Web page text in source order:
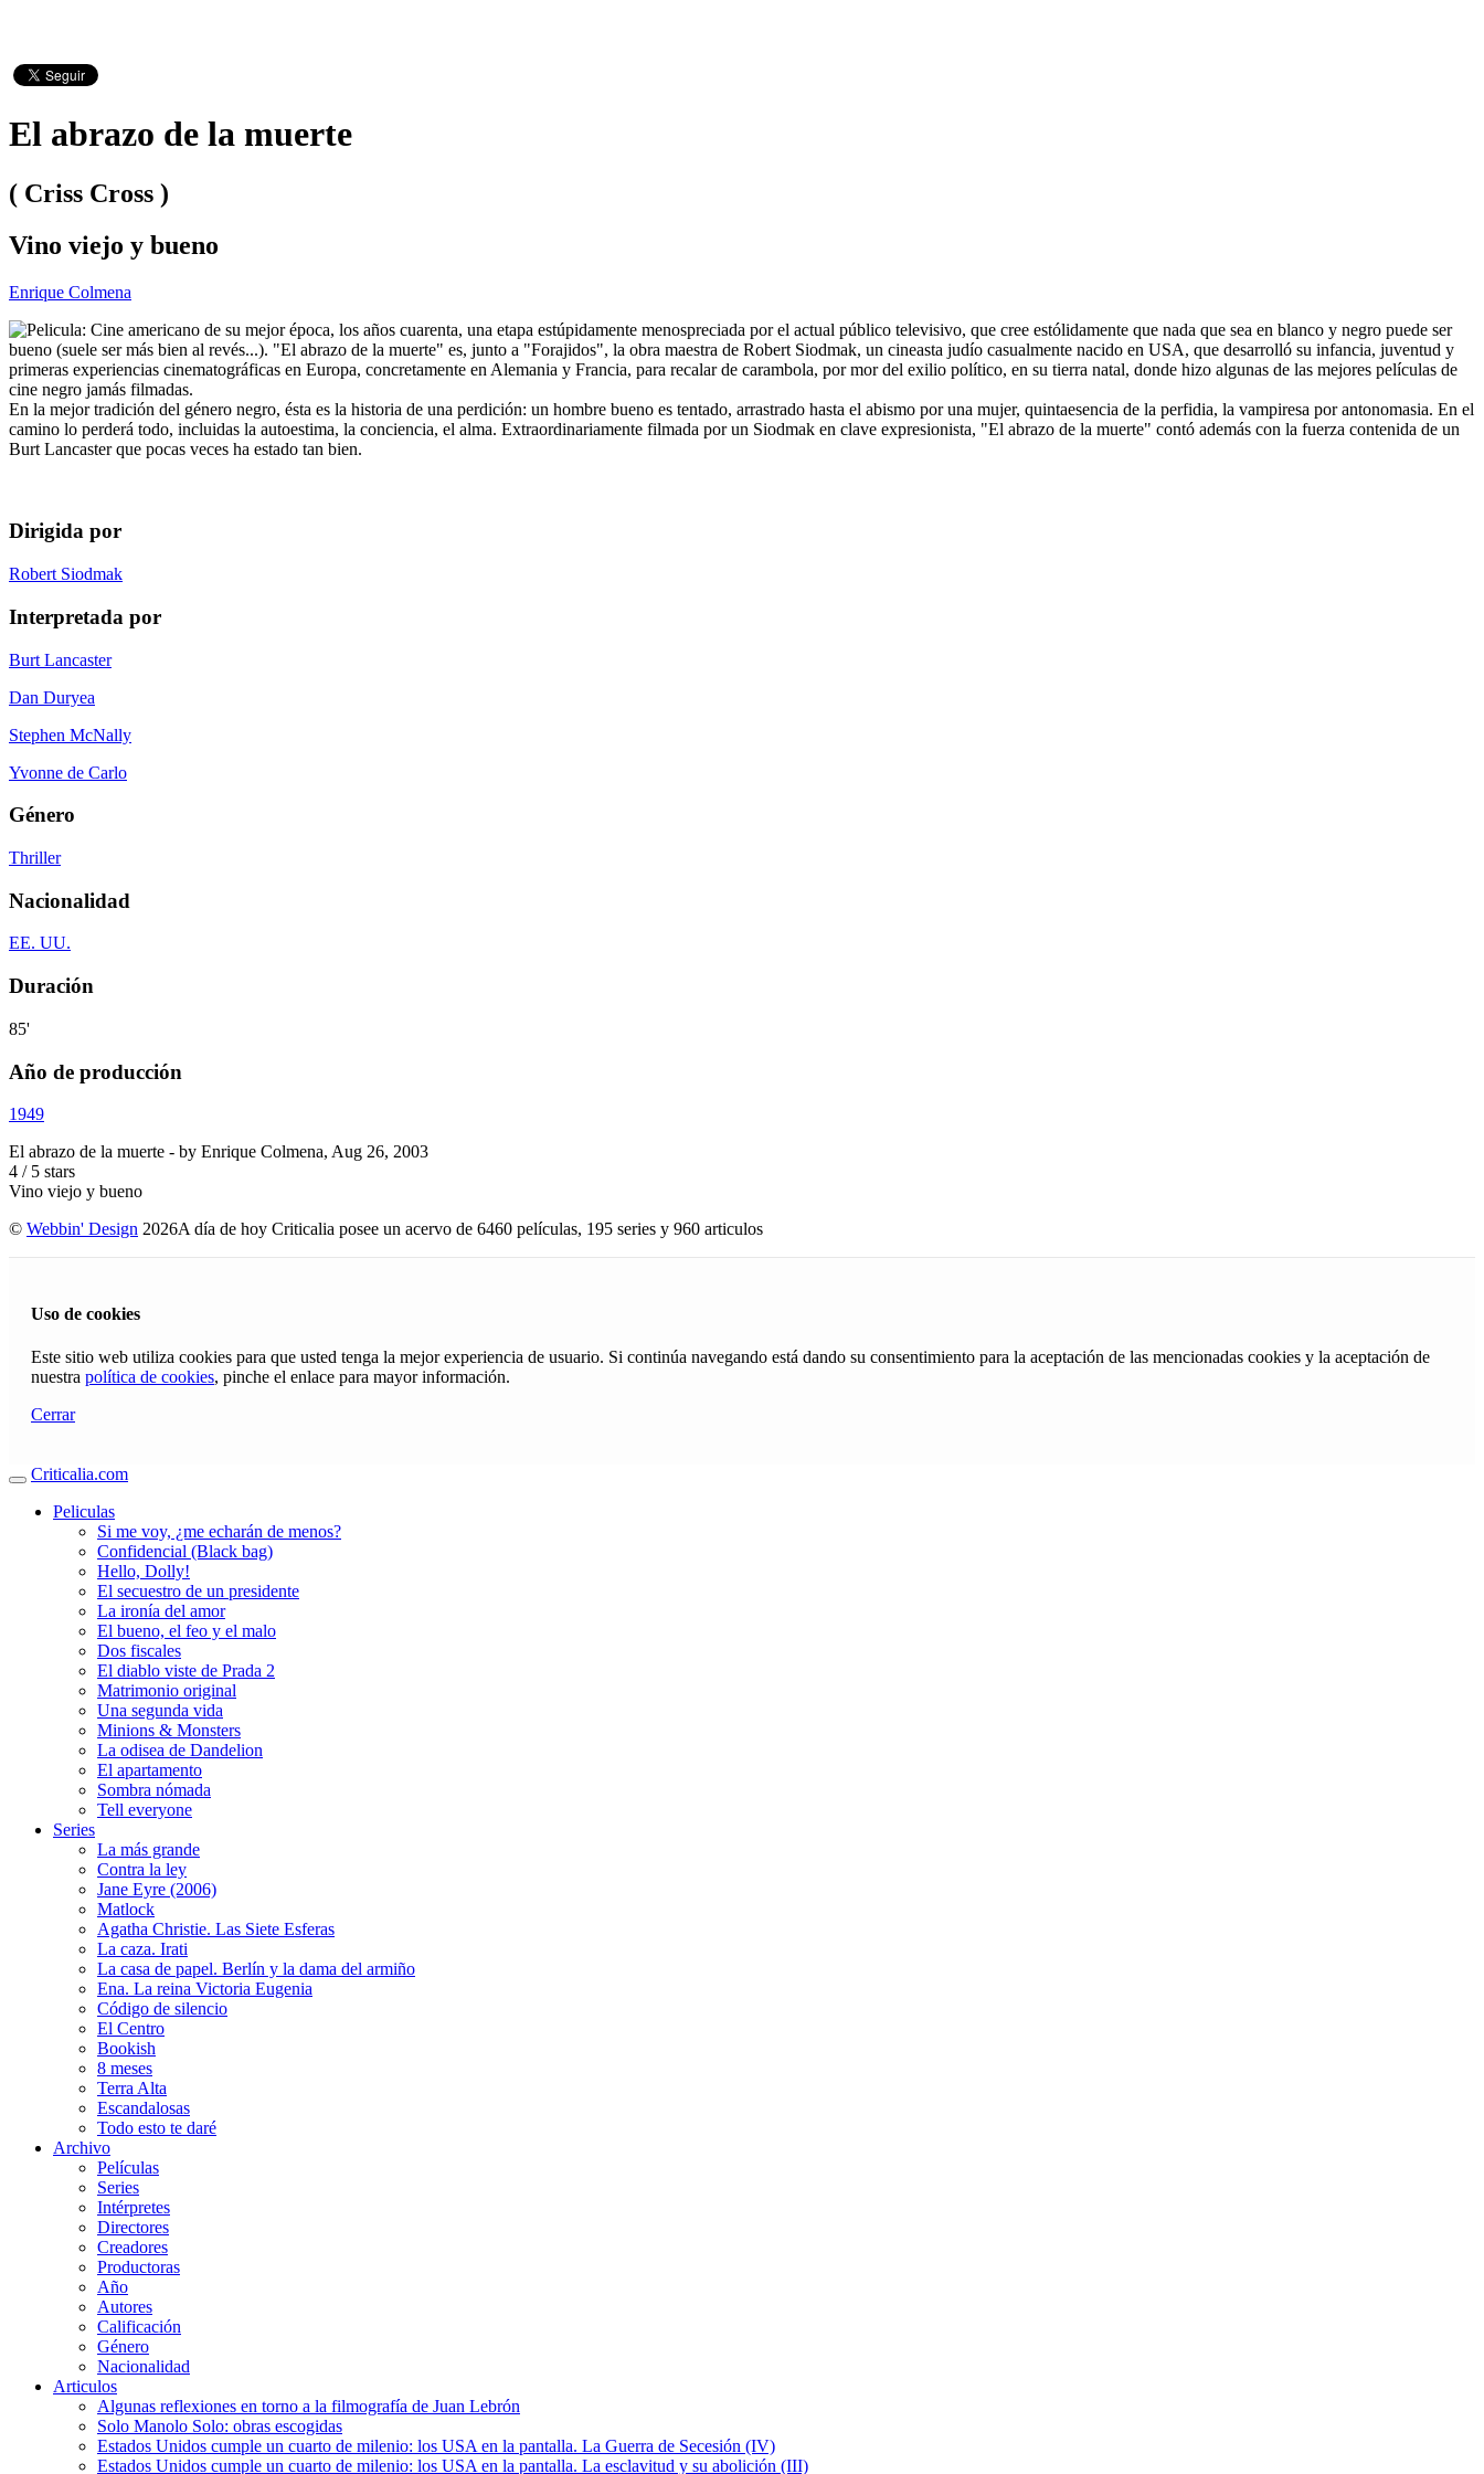
El abrazo de la muerte
( Criss Cross )
Vino viejo y bueno
Enrique Colmena
Cine americano de su mejor época, los años cuarenta, una etapa estúpidamente menospreciada por el actual público televisivo, que cree estólidamente que nada que sea en blanco y negro puede ser
bueno (suele ser más bien al revés...). "El abrazo de la muerte" es, junto a "Forajidos", la obra maestra de Robert Siodmak, un cineasta judío casualmente nacido en USA, que desarrolló su infancia, juventud y
primeras experiencias cinematográficas en Europa, concretamente en Alemania y Francia, para recalar de carambola, por mor del exilio político, en su tierra natal, donde hizo algunas de las mejores películas de
cine negro jamás filmadas.
En la mejor tradición del género negro, ésta es la historia de una perdición: un hombre bueno es tentado, arrastrado hasta el abismo por una mujer, quintaesencia de la perfidia, la vampiresa por antonomasia. En el
camino lo perderá todo, incluidas la autoestima, la conciencia, el alma. Extraordinariamente filmada por un Siodmak en clave expresionista, "El abrazo de la muerte" contó además con la fuerza contenida de un
Burt Lancaster que pocas veces ha estado tan bien.
Dirigida por
Robert Siodmak
Interpretada por
Burt Lancaster
Dan Duryea
Stephen McNally
Yvonne de Carlo
Género
Thriller
Nacionalidad
EE. UU.
Duración
85'
Año de producción
1949
El abrazo de la muerte - by Enrique Colmena, Aug 26, 2003
4 / 5 stars
Vino viejo y bueno
© Webbin' Design 2026A día de hoy Criticalia posee un acervo de 6460 películas, 195 series y 960 articulos
Uso de cookies
Este sitio web utiliza cookies para que usted tenga la mejor experiencia de usuario. Si continúa navegando está dando su consentimiento para la aceptación de las mencionadas cookies y la aceptación de
nuestra política de cookies, pinche el enlace para mayor información.
Cerrar
Criticalia.com
Peliculas
Si me voy, ¿me echarán de menos?
Confidencial (Black bag)
Hello, Dolly!
El secuestro de un presidente
La ironía del amor
El bueno, el feo y el malo
Dos fiscales
El diablo viste de Prada 2
Matrimonio original
Una segunda vida
Minions & Monsters
La odisea de Dandelion
El apartamento
Sombra nómada
Tell everyone
Series
La más grande
Contra la ley
Jane Eyre (2006)
Matlock
Agatha Christie. Las Siete Esferas
La caza. Irati
La casa de papel. Berlín y la dama del armiño
Ena. La reina Victoria Eugenia
Código de silencio
El Centro
Bookish
8 meses
Terra Alta
Escandalosas
Todo esto te daré
Archivo
Películas
Series
Intérpretes
Directores
Creadores
Productoras
Año
Autores
Calificación
Género
Nacionalidad
Articulos
Algunas reflexiones en torno a la filmografía de Juan Lebrón
Solo Manolo Solo: obras escogidas
Estados Unidos cumple un cuarto de milenio: los USA en la pantalla. La Guerra de Secesión (IV)
Estados Unidos cumple un cuarto de milenio: los USA en la pantalla. La esclavitud y su abolición (III)